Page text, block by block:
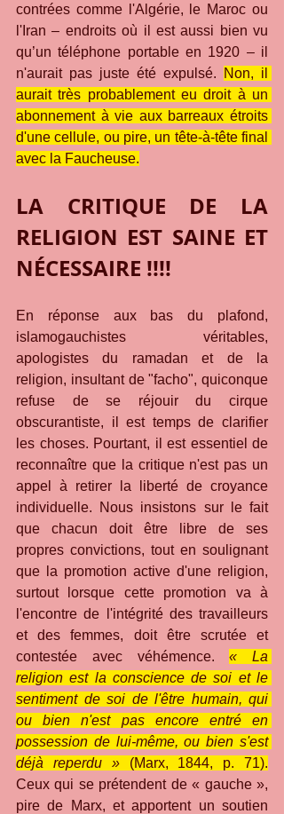
contrées comme l'Algérie, le Maroc ou
l'Iran – endroits où il est aussi bien vu
qu’un téléphone portable en 1920 – il
n'aurait pas juste été expulsé.
Non, il
aurait très probablement eu droit à un
abonnement à vie aux barreaux étroits
d'une cellule, ou pire, un tête-à-tête final
avec la Faucheuse.
LA CRITIQUE DE LA
RELIGION EST SAINE ET
NÉCESSAIRE !!!!
En réponse aux bas du plafond,
islamogauchistes véritables,
apologistes du ramadan et de la
religion, insultant de "facho", quiconque
refuse de se réjouir du cirque
obscurantiste, il est temps de clarifier
les choses. Pourtant, il est essentiel de
reconnaître que la critique n'est pas un
appel à retirer la liberté de croyance
individuelle. Nous insistons sur le fait
que chacun doit être libre de ses
propres convictions, tout en soulignant
que la promotion active d'une religion,
surtout lorsque cette promotion va à
l'encontre de l'intégrité des travailleurs
et des femmes, doit être scrutée et
contestée avec véhémence. « La
religion est la conscience de soi et le
sentiment de soi de l'être humain, qui
ou bien n'est pas encore entré en
possession de lui-même, ou bien s'est
déjà reperdu » (Marx, 1844, p. 71).
Ceux qui se prétendent de « gauche »,
pire de Marx, et apportent un soutien